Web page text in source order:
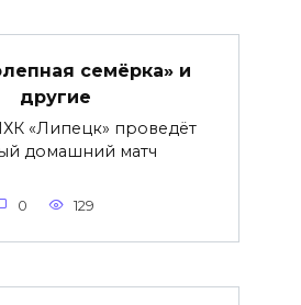
семёрка» и
другие
«Липецк» проведёт
домашний матч
0 129